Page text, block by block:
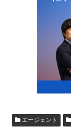
エージェント